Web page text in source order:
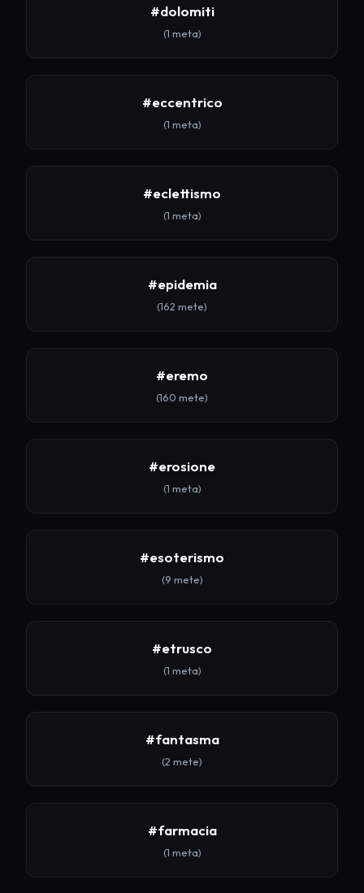
#dolomiti
(1 meta)
#eccentrico
(1 meta)
#eclettismo
(1 meta)
#epidemia
(162 mete)
#eremo
(160 mete)
#erosione
(1 meta)
#esoterismo
(9 mete)
#etrusco
(1 meta)
#fantasma
(2 mete)
#farmacia
(1 meta)